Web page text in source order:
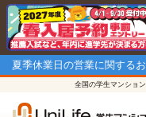
夏季休業日の営業に関する
全国の学生マンショ